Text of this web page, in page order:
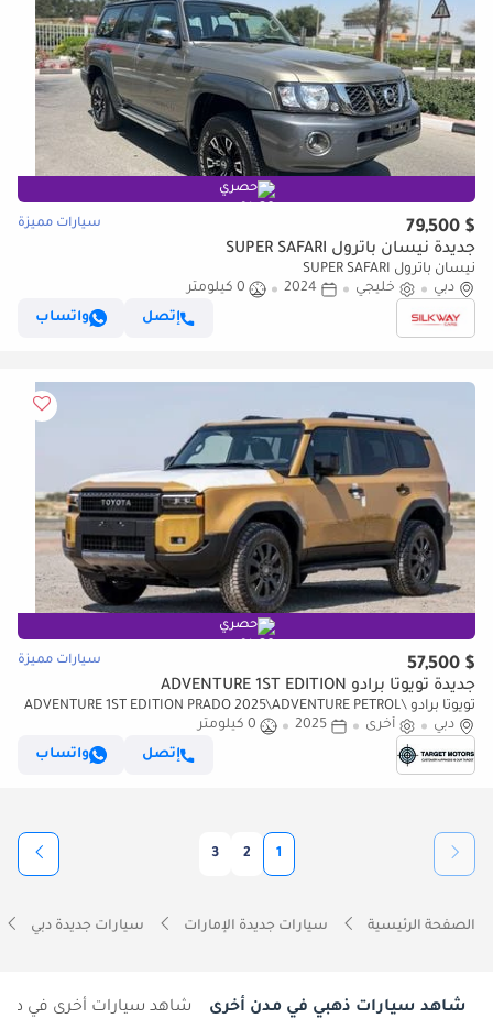
حصري
$ 79,500 سيارات مميزة
جديدة نيسان باترول SUPER SAFARI
نيسان باترول SUPER SAFARI
دبي
خليجي 2024
0 كيلومتر
إتصل
واتساب
حصري
$ 57,500 سيارات مميزة
جديدة تويوتا برادو ADVENTURE 1ST EDITION
تويوتا برادو ADVENTURE 1ST EDITION PRADO 2025\ADVENTURE PETROL\
(LHD) TOYOTA PRADO 250 WX 2.4P AT ADVENTURE MY2025
دبي أخرى 2025
0 كيلومتر
إتصل
واتساب
1
2
3
الصفحة الرئيسية سيارات جديدة الإمارات سيارات جديدة دبي
شاهد سيارات ذهبي في مدن أخرى شاهد سيارات أخرى في